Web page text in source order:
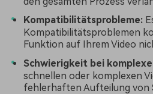
Kompatibilitätsprobleme:
Kompatibilitätsproblemen
Funktion auf Ihrem Video
Schwierigkeit bei
schnellen oder komplexen
fehlerhaften Aufteilung von